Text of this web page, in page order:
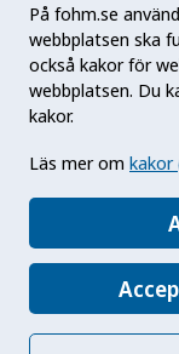
På fohm.se
webbplatsen ska
också kakor för
webbplatsen. Du
kakor.
Läs mer om kakor
folkhälsa. Det
främja hälsa,
hälsohot. Vår
samhällets